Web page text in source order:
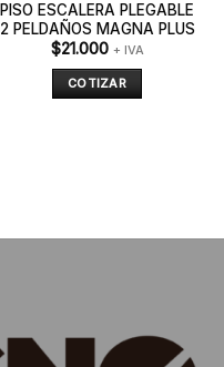
PISO ESCALERA PLEGABLE
2 PELDAÑOS MAGNA PLUS
$21.000 + IVA
COTIZAR